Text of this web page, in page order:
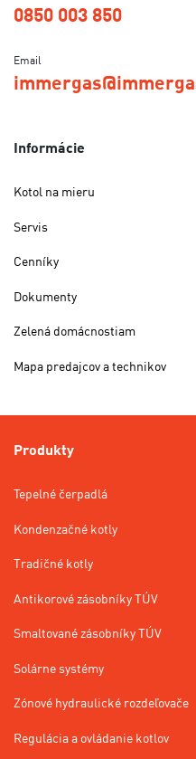
0850 003 850
Email
Informácie
Kotol na mieru
Servis
Cenníky
Dokumenty
Zelená domácnostiam
Mapa predajcov a technikov
Produkty
Tepelné čerpadlá
Kondenzačné kotly
Tradičné kotly
Antikorové zásobníky TÚV
Smaltované zásobníky TÚV
Solárne systémy
Zónové hydraulické rozdeľovače
Regulácia a ovládanie kotlov